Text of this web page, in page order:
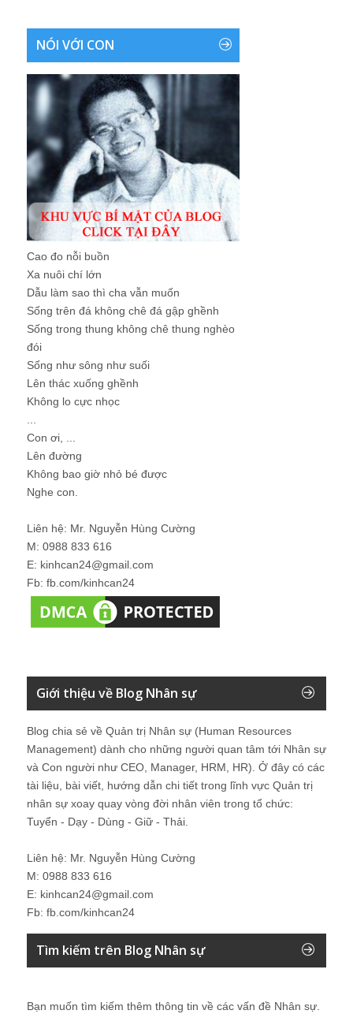
NÓI VỚI CON
Cao đo nỗi buồn
Xa nuôi chí lớn
Dẫu làm sao thì cha vẫn muốn
Sống trên đá không chê đá gập ghềnh
Sống trong thung không chê thung nghèo
đói
Sống như sông như suối
Lên thác xuống ghềnh
Không lo cực nhọc
Con ơi, ...
Lên đường
Không bao giờ nhỏ bé được
Nghe con.
Liên hệ: Mr. Nguyễn Hùng Cường
M: 0988 833 616
E: kinhcan24@gmail.com
Fb: fb.com/kinhcan24
Giới thiệu về Blog Nhân sự
Blog chia sẻ về Quản trị Nhân sự (Human Resources
Management) dành cho những người quan tâm tới Nhân sự
và Con người như CEO, Manager, HRM, HR). Ở đây có các
tài liệu, bài viết, hướng dẫn chi tiết trong lĩnh vực Quản trị
nhân sự xoay quay vòng đời nhân viên trong tổ chức:
Tuyển - Dạy - Dùng - Giữ - Thải.
Liên hệ: Mr. Nguyễn Hùng Cường
M: 0988 833 616
E: kinhcan24@gmail.com
Fb: fb.com/kinhcan24
Tìm kiếm trên Blog Nhân sự
Bạn muốn tìm kiếm thêm thông tin về các vấn đề Nhân sự